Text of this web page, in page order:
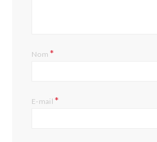
Nom*
E-mail*